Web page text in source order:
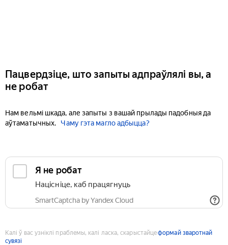
Пацвердзіце, што запыты адпраўлялі вы, а
не робат
Нам вельмі шкада, але запыты з вашай прылады падобныя да
аўтаматычных.
Чаму гэта магло адбыцца?
Я не робат
Націсніце, каб працягнуць
SmartCaptcha by Yandex Cloud
Калі ў вас узніклі праблемы, калі ласка, скарыстайцеформай зваротнай
сувязі